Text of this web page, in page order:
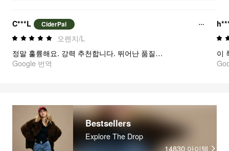
C***L CiderPal
오렌지/L
정말 훌륭해요. 강력 추천합니다. 뛰어난 품질이라 정말 사랑해요 🥰
Google 번역
Bestsellers
Explore The Drop
14830 아이템